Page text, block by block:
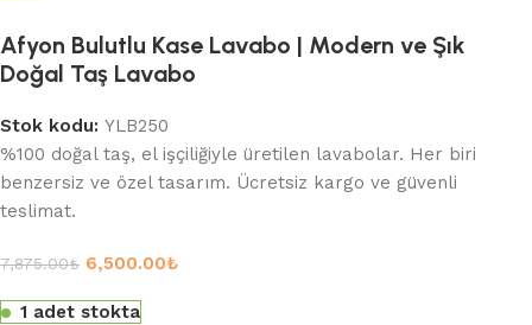
Afyon Bulutlu Kase Lavabo | Modern ve Şık
Doğal Taş Lavabo
Stok kodu:YLB250
%100 doğal taş, el işçiliğiyle üretilen lavabolar. Her biri
benzersiz ve özel tasarım. Ücretsiz kargo ve güvenli
teslimat.
7,875.00₺ 6,500.00₺
1 adet stokta